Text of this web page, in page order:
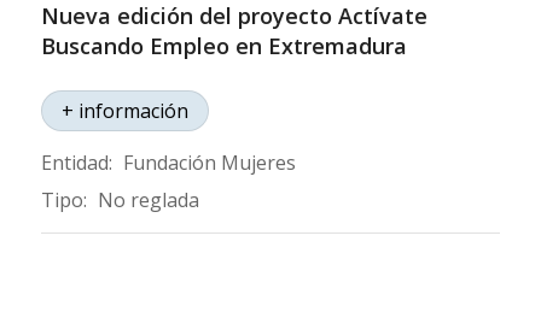
Nueva edición del proyecto Actívate
Buscando Empleo en Extremadura
+ información
Entidad: Fundación Mujeres
Tipo: No reglada